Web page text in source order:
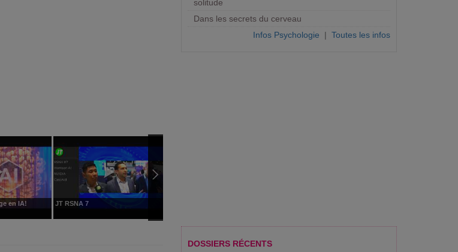
en IA! JT RSNA 7
solitude
Dans les secrets du cerveau
Infos Psychologie | Toutes les infos
DOSSIERS RÉCENTS